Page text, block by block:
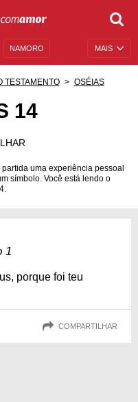
MAIS
NAMORO
TESTAMENTO OSÉIAS
14
uma experiência pessoal
símbolo. Você está lendo o
1
porque foi teu
COMPARTILHAR